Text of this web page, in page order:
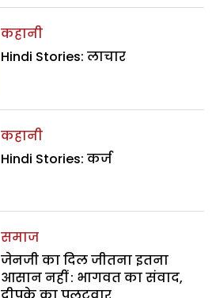
कहानी
Hindi Stories: लाचार
कहानी
Hindi Stories: कर्ज
समाज
जेनजी का दिल जीतना इतना
आसान नहीं : भागवत का संवाद,